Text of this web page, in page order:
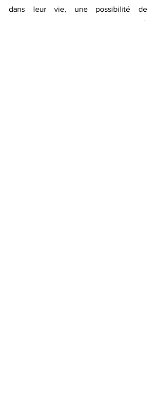
dans leur vie, une possibilité de
ralentissement, qui donnent du sel à